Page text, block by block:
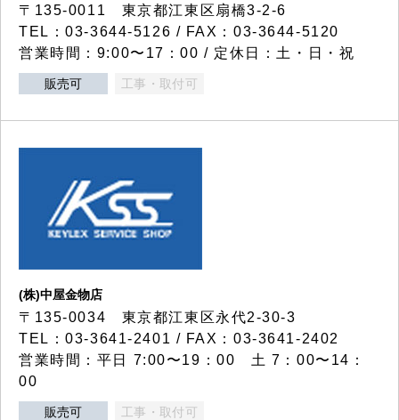
〒135-0011 東京都江東区扇橋3-2-6
TEL：03-3644-5126 / FAX：03-3644-5120
営業時間：9:00〜17：00 / 定休日：土・日・祝
販売可 工事・取付可
(株)中屋金物店
〒135-0034 東京都江東区永代2-30-3
TEL：03-3641-2401 / FAX：03-3641-2402
営業時間：平日 7:00〜19：00 土 7：00〜14：
00
販売可 工事・取付可